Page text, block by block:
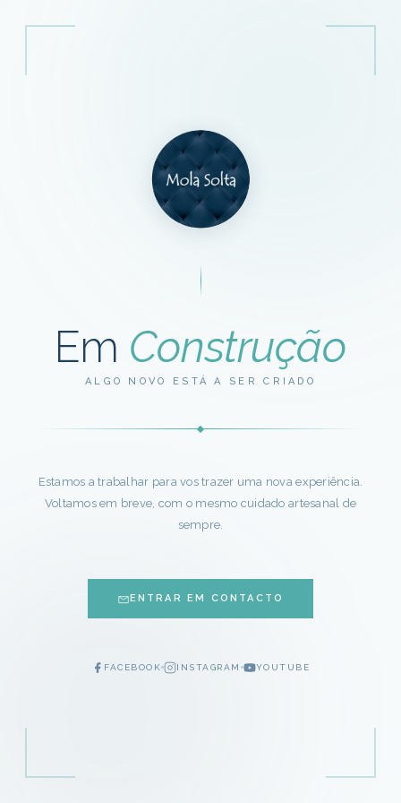
Em Construção
ALGO NOVO ESTÁ A SER CRIADO
Estamos a trabalhar para vos trazer uma nova experiência.
Voltamos em breve, com o mesmo cuidado artesanal de
sempre.
ENTRAR EM CONTACTO
FACEBOOK INSTAGRAM YOUTUBE